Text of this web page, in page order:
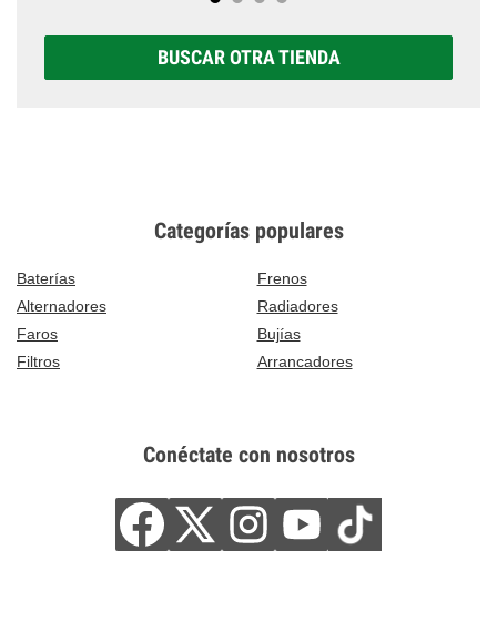
BUSCAR OTRA TIENDA
Categorías populares
Baterías
Frenos
Alternadores
Radiadores
Faros
Bujías
Filtros
Arrancadores
Conéctate con nosotros